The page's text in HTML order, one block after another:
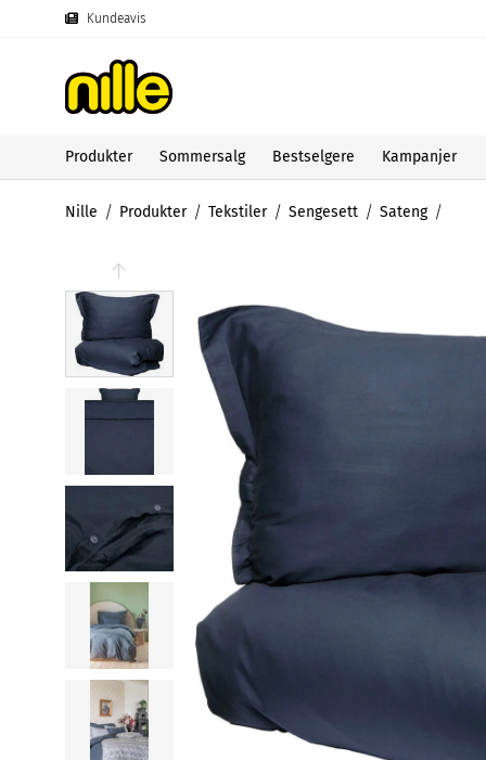
Kundeavis
Produkter Sommersalg Bestselgere Kampanjer
Nille Produkter Tekstiler Sengesett Sateng